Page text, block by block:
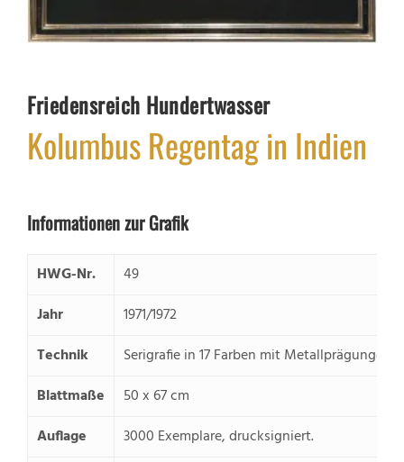
Friedensreich Hundertwasser
Kolumbus Regentag in Indien
Informationen zur Grafik
HWG-Nr.
49
Jahr
1971/1972
Technik
Serigrafie in 17 Farben mit Metallprägungen
Blattmaße
50 x 67 cm
Auflage
3000 Exemplare, drucksigniert.